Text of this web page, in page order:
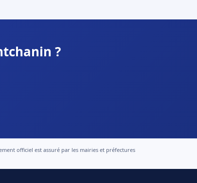
?
officiel est assuré par les mairies et préfectures